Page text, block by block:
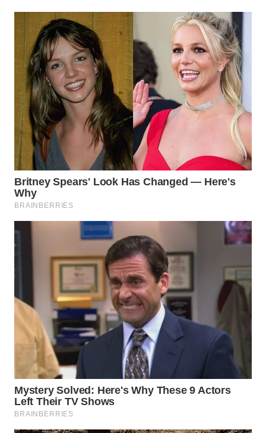
WN
LANGKAT
WN
TAPANULI
SELATAN
WN
TANJUNG
LESUNG
WN
KARO
LABUHANBATU
WN
TAPANULI
TENGAH
SERDANG
WN